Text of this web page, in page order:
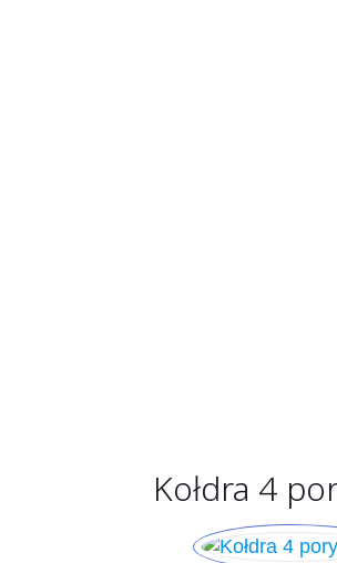
Kołdra 4